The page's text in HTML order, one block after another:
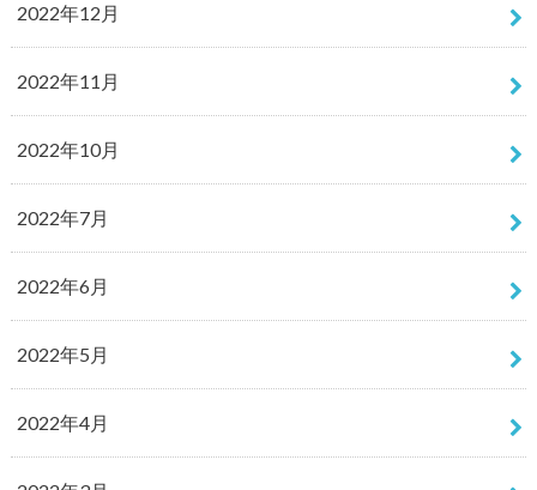
2022年12月
2022年11月
2022年10月
2022年7月
2022年6月
2022年5月
2022年4月